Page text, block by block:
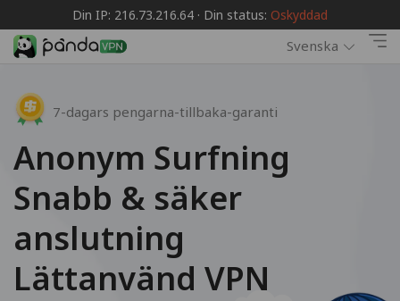
Din IP: 216.73.216.64 · Din status: Oskyddad
Svenska
7-dagars pengarna-tillbaka-garanti
Anonym Surfning
Snabb & säker
anslutning
Lättanvänd VPN